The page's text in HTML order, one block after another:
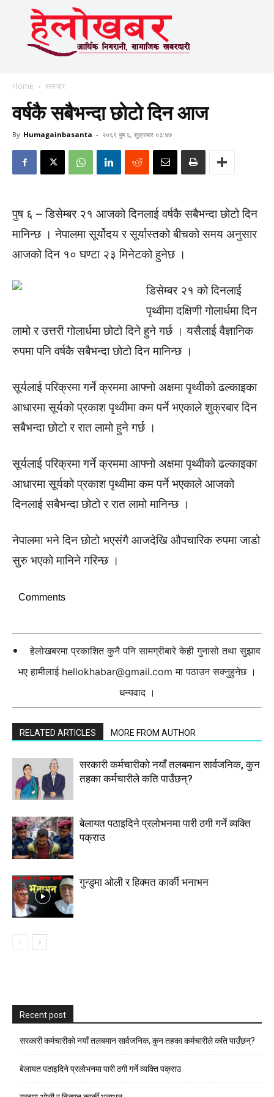
Home समाचार
वर्षकै सबैभन्दा छोटो दिन आज
By Humagainbasanta - २०६९ पुष ६, शुक्रबार ०३:४७
पुष ६ – डिसेम्बर २१ आजको दिनलाई वर्षकै सबैभन्दा छोटो दिन
मानिन्छ । नेपालमा सूर्योदय र सूर्यास्तको बीचको समय अनुसार
आजको दिन १० घण्टा २३ मिनेटको हुनेछ ।
डिसेम्बर २१ को दिनलाई
पृथ्वीमा दक्षिणी गोलार्धमा दिन
लामो र उत्तरी गोलार्धमा छोटो दिने हुने गर्छ । यसैलाई वैज्ञानिक
रुपमा पनि वर्षकै सबैभन्दा छोटो दिन मानिन्छ ।
सूर्यलाई परिक्रमा गर्ने क्रममा आफ्नो अक्षमा पृथ्वीको ढल्काइका
आधारमा सूर्यको प्रकाश पृथ्वीमा कम पर्ने भएकाले शुक्रबार दिन
सबैभन्दा छोटो र रात लामो हुने गर्छ ।
सूर्यलाई परिक्रमा गर्ने क्रममा आफ्नो अक्षमा पृथ्वीको ढल्काइका
आधारमा सूर्यको प्रकाश पृथ्वीमा कम पर्ने भएकाले आजको
दिनलाई सबैभन्दा छोटो र रात लामो मानिन्छ ।
नेपालमा भने दिन छोटो भएसंगै आजदेखि औपचारिक रुपमा जाडो
सुरु भएको मानिने गरिन्छ ।
Comments
हेलोखबरमा प्रकाशित कुनै पनि सामग्रीबारे केही गुनासो तथा सुझाव
भए हामीलाई hellokhabar@gmail.com मा पठाउन सक्नुहुनेछ ।
धन्यवाद ।
RELATED ARTICLES MORE FROM AUTHOR
सरकारी कर्मचारीकाे नयाँ तलबमान सार्वजनिक, कुन
तहका कर्मचारीले कति पाउँछन्?
बेलायत पठाइदिने प्रलाेभनमा पारी ठगी गर्ने व्यक्ति
पक्राउ
गुन्डुमा ओली र हिक्मत कार्की भनाभन
Recent post
सरकारी कर्मचारीकाे नयाँ तलबमान सार्वजनिक, कुन तहका कर्मचारीले कति पाउँछन्?
बेलायत पठाइदिने प्रलाेभनमा पारी ठगी गर्ने व्यक्ति पक्राउ